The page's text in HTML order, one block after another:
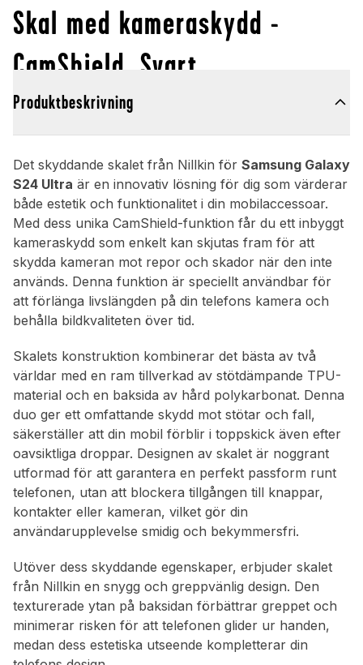
Skal med kameraskydd -
CamShield, Svart
Produktbeskrivning
Det skyddande skalet från Nillkin för Samsung Galaxy
S24 Ultra är en innovativ lösning för dig som värderar
både estetik och funktionalitet i din mobilaccessoar.
Med dess unika CamShield-funktion får du ett inbyggt
kameraskydd som enkelt kan skjutas fram för att
skydda kameran mot repor och skador när den inte
används. Denna funktion är speciellt användbar för
att förlänga livslängden på din telefons kamera och
behålla bildkvaliteten över tid.
Skalets konstruktion kombinerar det bästa av två
världar med en ram tillverkad av stötdämpande TPU-
material och en baksida av hård polykarbonat. Denna
duo ger ett omfattande skydd mot stötar och fall,
säkerställer att din mobil förblir i toppskick även efter
oavsiktliga droppar. Designen av skalet är noggrant
utformad för att garantera en perfekt passform runt
telefonen, utan att blockera tillgången till knappar,
kontakter eller kameran, vilket gör din
användarupplevelse smidig och bekymmersfri.
Utöver dess skyddande egenskaper, erbjuder skalet
från Nillkin en snygg och greppvänlig design. Den
texturerade ytan på baksidan förbättrar greppet och
minimerar risken för att telefonen glider ur handen,
medan dess estetiska utseende kompletterar din